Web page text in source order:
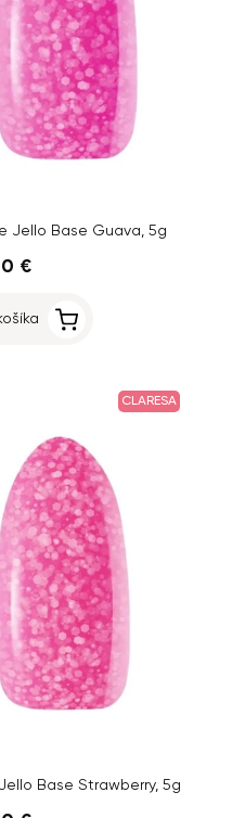
Jello Base Guava, 5g
€
CLARESA
Base Strawberry, 5g